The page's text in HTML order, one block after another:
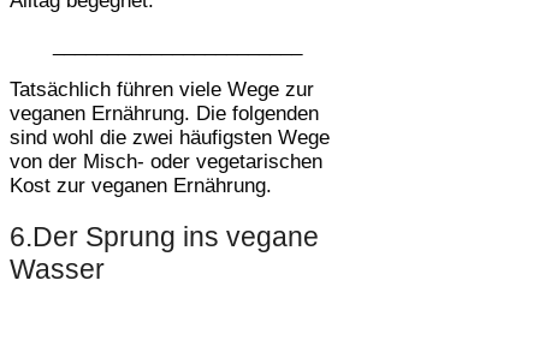
Tatsächlich führen viele Wege zur
veganen Ernährung. Die folgenden
sind wohl die zwei häufigsten Wege
von der Misch- oder vegetarischen
Kost zur veganen Ernährung.
6.Der Sprung ins vegane
Wasser